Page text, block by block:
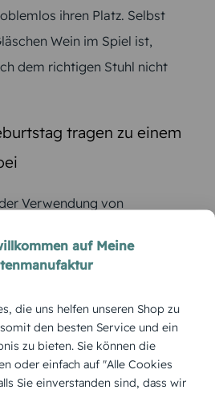
ihren Platz. Selbst
Wein im Spiel ist,
dem richtigen Stuhl nicht
tragen zu einem
Verwendung von
strukturieren können.
Schwiegereltern
zwischen ihnen herrscht,
Platz nehmen. Dagegen
Gesprächspartner gerne
auf Meine
die uns helfen unseren Shop zu
den besten Service und ein
zu bieten. Sie können die
oder einfach auf "Alle Cookies
Sie einverstanden sind, dass wir